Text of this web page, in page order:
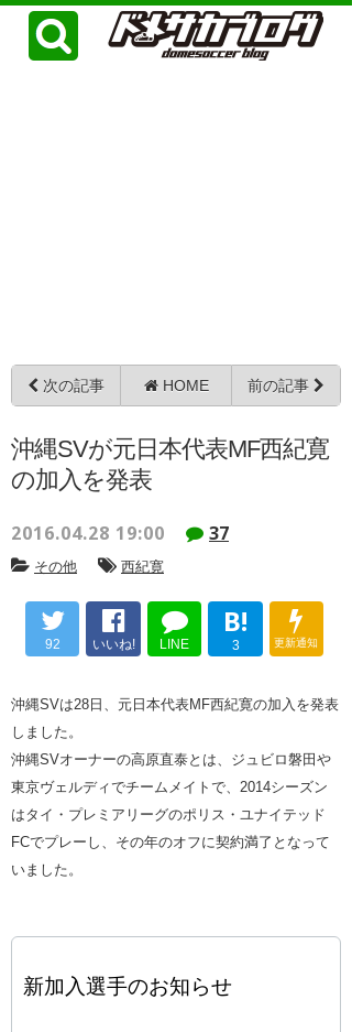
次の記事 HOME 前の記事
沖縄SVが元日本代表MF西紀寛
の加入を発表
2016.04.28 19:00 37
その他 西紀寛
92 いいね! LINE
B!
3 更新通知
沖縄SVは28日、元日本代表MF西紀寛の加入を発表
しました。
沖縄SVオーナーの高原直泰とは、ジュビロ磐田や
東京ヴェルディでチームメイトで、2014シーズン
はタイ・プレミアリーグのポリス・ユナイテッド
FCでプレーし、その年のオフに契約満了となって
いました。
新加入選手のお知らせ